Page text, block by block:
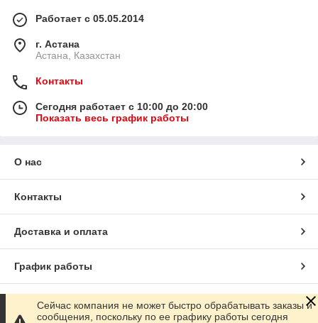
Работает с 05.05.2014
г. Астана
Астана, Казахстан
Контакты
Сегодня работает с 10:00 до 20:00
Показать весь график работы
О нас
Контакты
Доставка и оплата
График работы
Полная версия сайта
Сейчас компания не может быстро обрабатывать заказы и
сообщения, поскольку по ее графику работы сегодня